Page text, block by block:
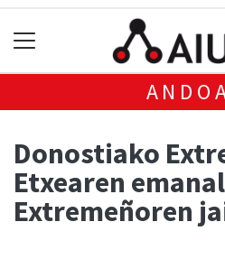
Donostiako
Etxearen
Extremeñoren